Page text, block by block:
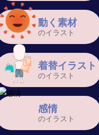
動く素材
のイラスト
着替イラスト
のイラスト
感情
のイラスト